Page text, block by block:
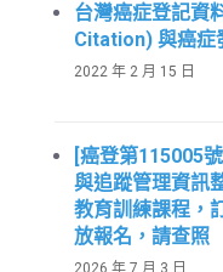
台灣癌症登記資
Citation) 與癌症
2022 年 2 月 15 日
[癌登第115005
與追蹤管理資訊
教育訓練課程，
放報名，請查照
2026 年 7 月 3 日